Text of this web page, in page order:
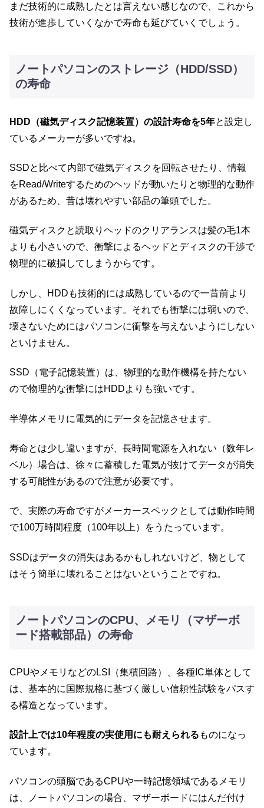
まだ技術的に成熟したとは言えない感じなので、これから
技術が進歩していくなかで寿命も延びていくでしょう。
ノートパソコンのストレージ（HDD/SSD）
の寿命
HDD（磁気ディスク記憶装置）の設計寿命を5年と設定し
ているメーカーが多いですね。
SSDと比べて内部で磁気ディスクを回転させたり、情報
をRead/Writeするためのヘッドが動いたりと物理的な動作
があるため、昔は壊れやすい部品の筆頭でした。
磁気ディスクと読取りヘッドのクリアランスは髪の毛1本
よりも小さいので、衝撃によるヘッドとディスクの干渉で
物理的に破損してしまうからです。
しかし、HDDも技術的には成熟しているので一昔前より
故障しにくくなっています。それでも衝撃には弱いので、
壊さないためにはパソコンに衝撃を与えないようにしない
といけません。
SSD（電子記憶装置）は、物理的な動作機構を持たない
ので物理的な衝撃にはHDDよりも強いです。
半導体メモリに電気的にデータを記憶させます。
寿命とは少し違いますが、長時間電源を入れない（数年レ
ベル）場合は、徐々に蓄積した電気が抜けてデータが消失
する可能性があるので注意が必要です。
で、実際の寿命ですがメーカースペックとしては動作時間
で100万時間程度（100年以上）をうたっています。
SSDはデータの消失はあるかもしれないけど、物として
はそう簡単に壊れることはないということですね。
ノートパソコンのCPU、メモリ（マザーボ
ード搭載部品）の寿命
CPUやメモリなどのLSI（集積回路）、各種IC単体として
は、基本的に国際規格に基づく厳しい信頼性試験をパスす
る構造となっています。
設計上では10年程度の実使用にも耐えられる ものになっ
ています。
パソコンの頭脳であるCPUや一時記憶領域であるメモリ
は、ノートパソコンの場合、マザーボードにはんだ付け